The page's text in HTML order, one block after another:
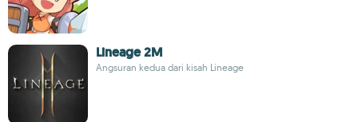
Lineage 2M
Angsuran kedua dari kisah Lineage